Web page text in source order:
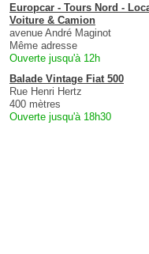
Europcar - Tours Nord -
Voiture & Camion
avenue André Maginot
Même adresse
Ouverte jusqu'à 12h
Balade Vintage Fiat 500
Rue Henri Hertz
400 mètres
Ouverte jusqu'à 18h30